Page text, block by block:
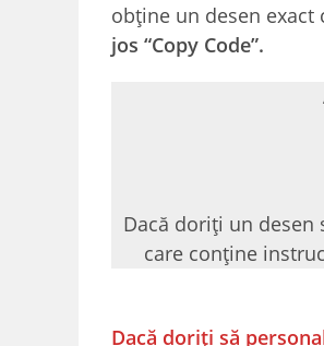
obține un desen exact
jos “Copy Code”.
Dacă doriți un
care conține
Dacă doriți să